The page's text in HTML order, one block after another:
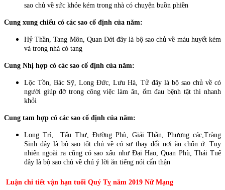
sao chủ về sức khỏe kém trong nhà có chuyện buồn phiền
Cung xung chiếu có các sao cố định của năm:
Hỷ Thần, Tang Môn, Quan Đới đây là bộ sao chủ về máu huyết kém
và trong nhà có tang
Cung Nhị hợp có các sao cố định của năm:
Lộc Tồn, Bác Sỹ, Long Đức, Lưu Hà, Tử đây là bộ sao chủ về có
người giúp đỡ trong công việc làm ăn, ốm đau bệnh tật thì nhanh
khỏi
Cung tam hợp có các sao cố định của năm:
Long Trì, Tấu Thư, Đường Phù, Giải Thần, Phượng các,Tràng
Sinh đây là bộ sao tốt chủ về có sự thay đổi nơi ăn chốn ở. Tuy
nhiên ngoài ra cũng có sao xấu như Đại Hao, Quan Phù, Thái Tuế
đây là bộ sao chủ về chú ý lời ăn tiếng nói cẩn thận
Luận chi tiết vận hạn tuổi Quý Tỵ năm 2019 Nữ Mạng